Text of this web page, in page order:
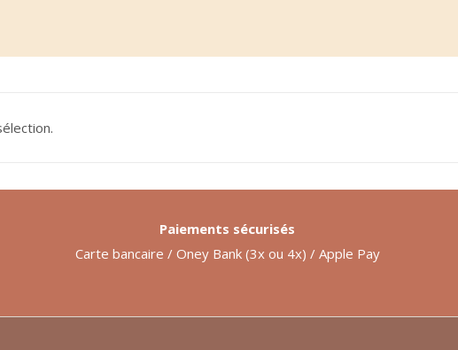
Paiements sécurisés
Carte bancaire / Oney Bank (3x ou 4x) / Apple Pay